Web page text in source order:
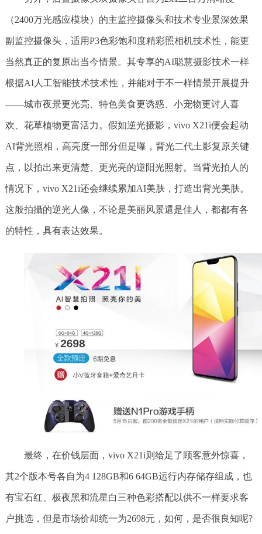
（2400万光感应模块）的主监控摄像头和技术专业景深效果
副监控摄像头，适用P3色彩饱和度精彩照相机技术性，能更
当然真正的复原出当今情景。其专享的AI聪慧摄影技术一样
根据AI人工智能技术技术性，并能对于不一样情景开展提升
——城市夜景更光亮、特色美食更诱惑、小宠物更讨人喜
欢、花草植物更富活力。假如逆光摄影，vivo X21i便会起动
AI背光照相，高亮度一部分但是曝，背光二代土影复原关键
点，以拍出来更清楚、更光亮的逆阳光照射。当背光拍人的
情况下，vivo X21i还会继续累加AI美肤，打造出背光美肤。
这般拍攝的逆光人像，不论是美丽风景還是佳人，都都有各
的特性，具有表达效果。
最终，在价钱层面，vivo X21i则给足了顾客意外惊喜，
其2个版本号各自为4 128GB和6 64GB运行内存储存组成，也
有宝石红、极夜黑和流星白三种色彩搭配以供不一样要求客
户挑选，但是市场价却统一为2698元，如何，是否很良知呢?